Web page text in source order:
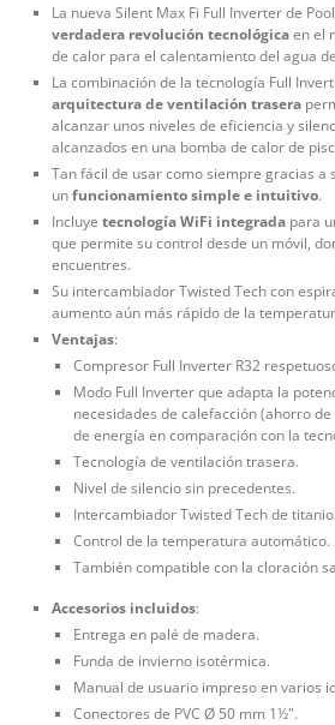
La nueva Silent Max Fi Full Inverter de
verdadera revolución tecnológicaen el
de calor para el calentamiento del agua
La combinación de la tecnología Full
arquitectura de ventilación trasera
alcanzar unos niveles de eficiencia y
alcanzados en una bomba de calor de
Tan fácil de usar como siempre gracias a
unfuncionamiento simple e intuitivo.
Incluye tecnología WiFi integrada para
que permite su control desde un móvil,
encuentres.
Su intercambiador Twisted Tech con
aumento aún más rápido de la
Ventajas:
Compresor Full Inverter R32
Modo Full Inverter que adapta la
necesidades de calefacción (ahorro
de energía en comparación con la
Tecnología de ventilación trasera.
Nivel de silencio sin precedentes.
Intercambiador Twisted Tech de titanio.
Control de la temperatura automático.
También compatible con la cloración
Accesorios incluidos:
Entrega en palé de madera.
Funda de invierno isotérmica.
Manual de usuario impreso en varios
Conectores de PVC Ø 50 mm 1½".